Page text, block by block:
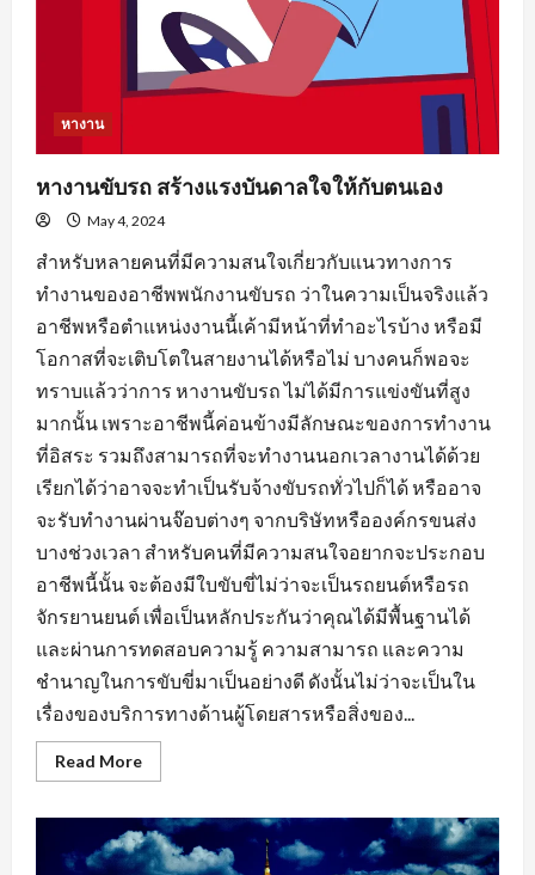
หางาน
หางานขับรถ สร้างแรงบันดาลใจให้กับตนเอง
May 4, 2024
สำหรับหลายคนที่มีความสนใจเกี่ยวกับแนวทางการ
ทำงานของอาชีพพนักงานขับรถ ว่าในความเป็นจริงแล้ว
อาชีพหรือตำแหน่งงานนี้เค้ามีหน้าที่ทำอะไรบ้าง หรือมี
โอกาสที่จะเติบโตในสายงานได้หรือไม่ บางคนก็พอจะ
ทราบแล้วว่าการ หางานขับรถ ไม่ได้มีการแข่งขันที่สูง
มากนั้น เพราะอาชีพนี้ค่อนข้างมีลักษณะของการทำงาน
ที่อิสระ รวมถึงสามารถที่จะทำงานนอกเวลางานได้ด้วย
เรียกได้ว่าอาจจะทำเป็นรับจ้างขับรถทั่วไปก็ได้ หรืออาจ
จะรับทำงานผ่านจ๊อบต่างๆ จากบริษัทหรือองค์กรขนส่ง
บางช่วงเวลา สำหรับคนที่มีความสนใจอยากจะประกอบ
อาชีพนี้นั้น จะต้องมีใบขับขี่ไม่ว่าจะเป็นรถยนต์หรือรถ
จักรยานยนต์ เพื่อเป็นหลักประกันว่าคุณได้มีพื้นฐานได้
และผ่านการทดสอบความรู้ ความสามารถ และความ
ชำนาญในการขับขี่มาเป็นอย่างดี ดังนั้นไม่ว่าจะเป็นใน
เรื่องของบริการทางด้านผู้โดยสารหรือสิ่งของ...
Read MoreRead
more
งาน
ขับ
รถ